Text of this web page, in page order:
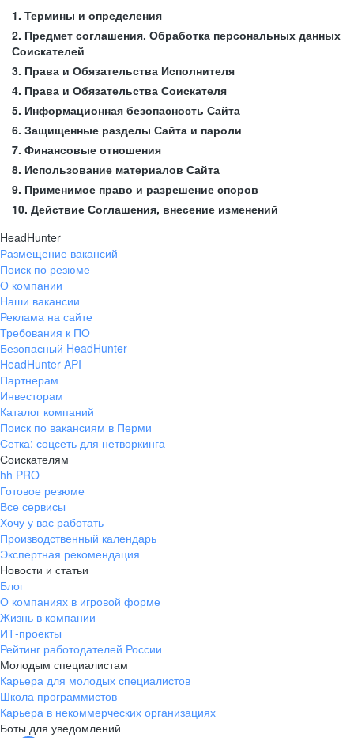
1. Термины и определения
2. Предмет соглашения. Обработка персональных данных
Соискателей
3. Права и Обязательства Исполнителя
4. Права и Обязательства Соискателя
5. Информационная безопасность Сайта
6. Защищенные разделы Сайта и пароли
7. Финансовые отношения
8. Использование материалов Сайта
9. Применимое право и разрешение споров
10. Действие Соглашения, внесение изменений
HeadHunter
Размещение вакансий
Поиск по резюме
О компании
Наши вакансии
Реклама на сайте
Требования к ПО
Безопасный HeadHunter
HeadHunter API
Партнерам
Инвесторам
Каталог компаний
Поиск по вакансиям в Перми
Сетка: соцсеть для нетворкинга
Соискателям
hh PRO
Готовое резюме
Все сервисы
Хочу у вас работать
Производственный календарь
Экспертная рекомендация
Новости и статьи
Блог
О компаниях в игровой форме
Жизнь в компании
ИТ-проекты
Рейтинг работодателей России
Молодым специалистам
Карьера для молодых специалистов
Школа программистов
Карьера в некоммерческих организациях
Боты для уведомлений